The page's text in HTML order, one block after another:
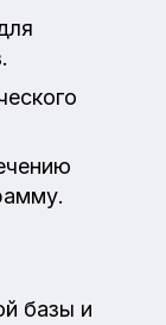
базы и